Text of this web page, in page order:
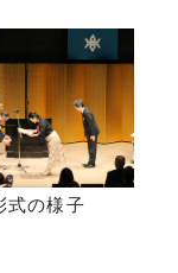
式の様子